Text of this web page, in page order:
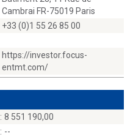
Cambrai FR-75019 Paris
+33 (0)1 55 26 85 00
https://investor.focus-
entmt.com/
: 8 551 190,00
: --